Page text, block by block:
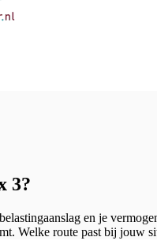
3?
en je
Welke route past bij jouw